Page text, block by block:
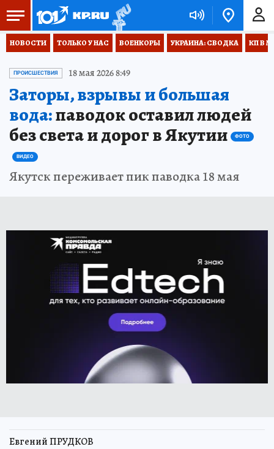
НОВОСТИ ТОЛЬКО У НАС ВОЕНКОРЫ УКРАИНА: СВОДКА КП В
ПРОИСШЕСТВИЯ 18 мая 2026 8:49
Заторы, взрывы и большая
вода:паводок оставил людей
без света и дорог в Якутии
ФОТО
ВИДЕО
Якутск переживает пик паводка 18 мая
Евгений ПРУДКОВ